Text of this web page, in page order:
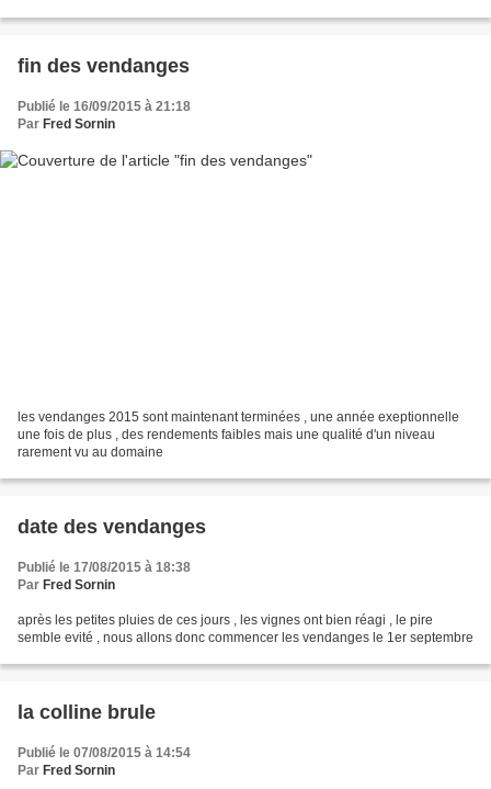
fin des vendanges
Publié le 16/09/2015 à 21:18
Par Fred Sornin
les vendanges 2015 sont maintenant terminées , une année exeptionnelle
une fois de plus , des rendements faibles mais une qualité d'un niveau
rarement vu au domaine
date des vendanges
Publié le 17/08/2015 à 18:38
Par Fred Sornin
après les petites pluies de ces jours , les vignes ont bien réagi , le pire
semble evité , nous allons donc commencer les vendanges le 1er septembre
la colline brule
Publié le 07/08/2015 à 14:54
Par Fred Sornin